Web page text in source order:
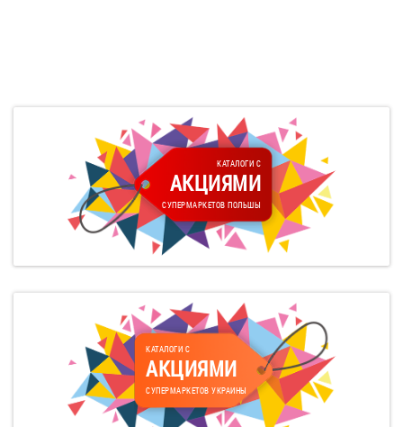
КАТАЛОГИ С
АКЦИЯМИ
СУПЕРМАРКЕТОВ ПОЛЬШЫ
КАТАЛОГИ С
АКЦИЯМИ
СУПЕРМАРКЕТОВ УКРАИНЫ